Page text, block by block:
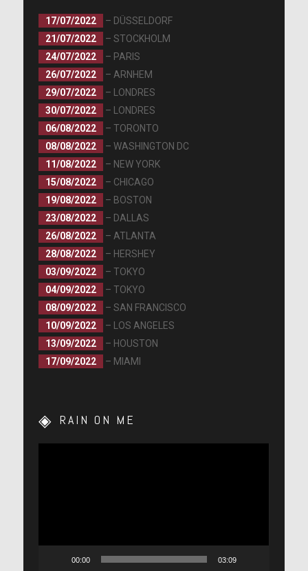
17/07/2022
– DÜSSELDORF
21/07/2022
– STOCKHOLM
24/07/2022
– PARIS
26/07/2022
– ARNHEM
29/07/2022
– LONDRES
30/07/2022
– LONDRES
06/08/2022
– TORONTO
08/08/2022
– WASHINGTON DC
11/08/2022
– NEW YORK
15/08/2022
– CHICAGO
19/08/2022
– BOSTON
23/08/2022
– DALLAS
26/08/2022
– ATLANTA
28/08/2022
– HERSHEY
03/09/2022
– TOKYO
04/09/2022
– TOKYO
08/09/2022
– SAN FRANCISCO
10/09/2022
– LOS ANGELES
13/09/2022
– HOUSTON
17/09/2022
– MIAMI
RAIN ON ME
00:00 03:09